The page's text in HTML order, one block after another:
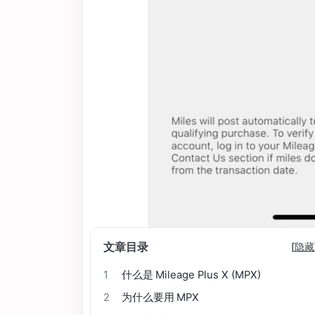
文章目录 [隐藏
1
什么是 Mileage Plus X (MPX)
2
为什么要用 MPX